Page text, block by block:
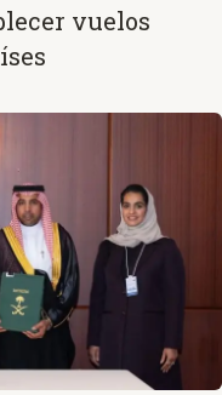
vuelos